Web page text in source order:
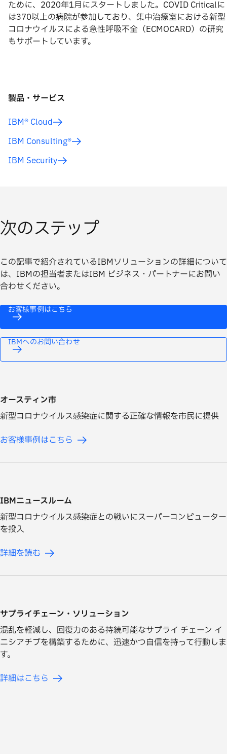
ために、2020年1月にスタートしました。COVID Criticalに
は370以上の病院が参加しており、集中治療室における新型
コロナウイルスによる急性呼吸不全（ECMOCARD）の研究
もサポートしています。
製品・サービス
IBM® Cloud
IBM Consulting®
IBM Security
次のステップ
この記事で紹介されているIBMソリューションの詳細について
は、IBMの担当者またはIBM ビジネス・パートナーにお問い
合わせください。
お客様事例はこちら
IBMへのお問い合わせ
オースティン市
新型コロナウイルス感染症に関する正確な情報を市民に提供
お客様事例はこちら
IBMニュースルーム
新型コロナウイルス感染症との戦いにスーパーコンピューター
を投入
詳細を読む
サプライチェーン・ソリューション
混乱を軽減し、回復力のある持続可能なサプライ チェーン イ
ニシアチブを構築するために、迅速かつ自信を持って行動しま
す。
詳細はこちら